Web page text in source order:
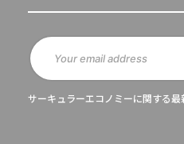
サーキュラーエコノミーに関する最